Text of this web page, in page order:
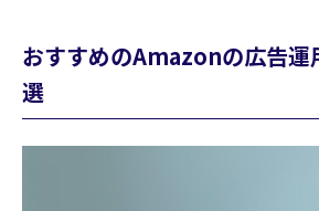
おすすめのAmazonの広告運
選